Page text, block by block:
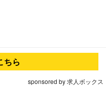
ちら
sponsored by 求人ボックス